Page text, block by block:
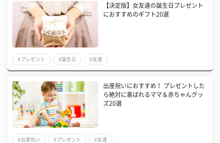
【決定版】女友達の誕生日プレゼント
におすすめのギフト20選
#プレゼント #誕生日 #友達
出産祝いにおすすめ！ プレゼントした
ら絶対に喜ばれるママ＆赤ちゃんグッ
ズ20選
#出産祝い #プレゼント #友達